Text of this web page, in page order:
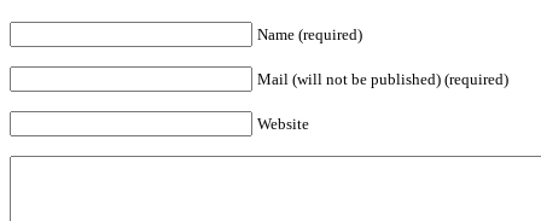
Name (required)
Mail (will not be published) (required)
Website